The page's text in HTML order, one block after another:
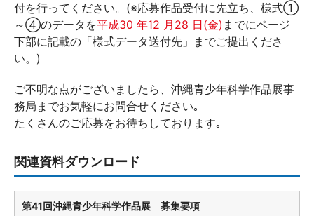
付を行ってください。(※応募作品受付に先立ち、様式①
～④のデータを平成30 年12 月28 日(金) までにページ
下部に記載の「様式データ送付先」までご提出くださ
い。)
ご不明な点がございましたら、沖縄青少年科学作品展事
務局までお気軽にお問合せください｡
たくさんのご応募をお待ちしております｡
関連資料ダウンロード
第41回沖縄青少年科学作品展 募集要項